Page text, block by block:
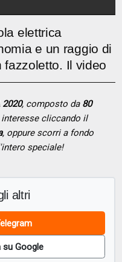
elettrica
e un raggio di
fazzoletto. Il video
2020, composto da 80
cliccando il
, oppure scorri a fondo
speciale!
altri
Google